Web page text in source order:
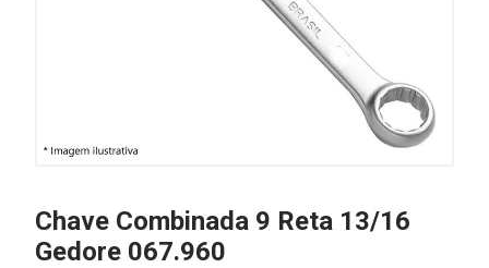
Chave Combinada 9 Reta 13/16
Gedore 067.960